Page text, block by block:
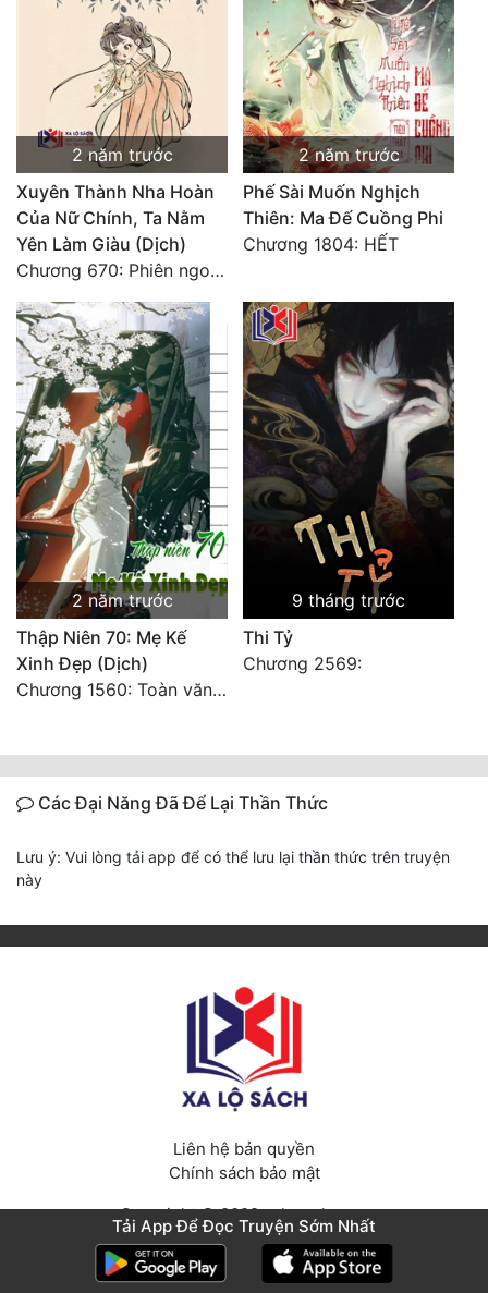
2 năm trước
Xuyên Thành Nha Hoàn
Của Nữ Chính, Ta Nằm
Yên Làm Giàu (Dịch)
Chương 670: Phiên ngoại 16. HẾT.
2 năm trước
Phế Sài Muốn Nghịch
Thiên: Ma Đế Cuồng Phi
Chương 1804: HẾT
2 năm trước
Thập Niên 70: Mẹ Kế
Xinh Đẹp (Dịch)
Chương 1560: Toàn văn hoàn
9 tháng trước
Thi Tỷ
Chương 2569:
Các Đại Năng Đã Để Lại Thần Thức
Lưu ý: Vui lòng tải app để có thể lưu lại thần thức trên truyện
này
Liên hệ bản quyền
Chính sách bảo mật
Copyright © 2022 xalosach.com
Tải App Để Đọc Truyện Sớm Nhất